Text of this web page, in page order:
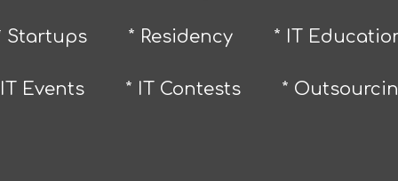
Startups * Residency * IT
Events * IT Contests *